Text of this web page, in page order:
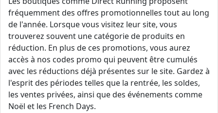
fréquemment des offres promotionnelles tout au long
de l'année. Lorsque vous visitez leur site, vous
trouverez souvent une catégorie de produits en
réduction. En plus de ces promotions, vous aurez
accès à nos codes promo qui peuvent être cumulés
avec les réductions déjà présentes sur le site. Gardez à
l'esprit des périodes telles que la rentrée, les soldes,
les ventes privées, ainsi que des événements comme
Noël et les French Days.